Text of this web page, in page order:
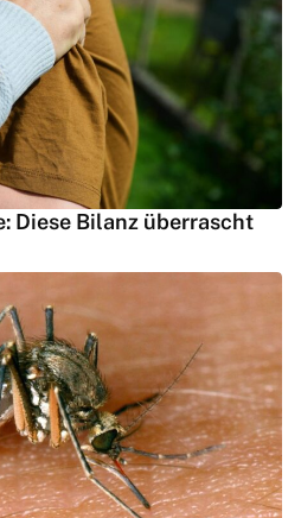
Diese Bilanz überrascht